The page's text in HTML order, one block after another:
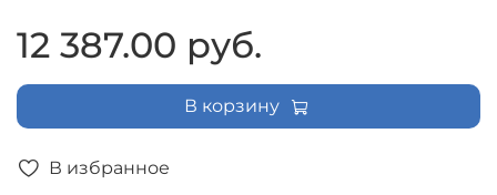
В избранное
[LRT-100101]
12 387.00 руб.
В корзину